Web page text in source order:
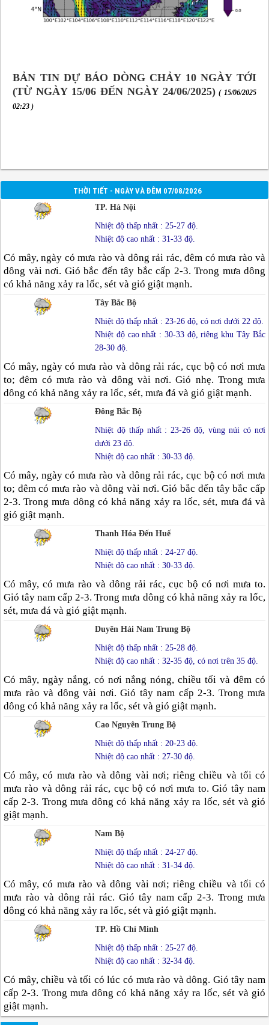
BẢN TIN DỰ BÁO DÒNG CHẢY 10 NGÀY TỚI
(TỪ NGÀY 15/06 ĐẾN NGÀY 24/06/2025) ( 15/06/2025
02:23 )
THỜI TIẾT - NGÀY VÀ ĐÊM 07/08/2026
TP. Hà Nội
Nhiệt độ thấp nhất : 25-27 độ.
Nhiệt độ cao nhất : 31-33 độ.
Có mây, ngày có mưa rào và dông rải rác, đêm có mưa rào và
dông vài nơi. Gió bắc đến tây bắc cấp 2-3. Trong mưa dông
có khả năng xảy ra lốc, sét và gió giật mạnh.
Tây Bắc Bộ
Nhiệt độ thấp nhất : 23-26 độ, có nơi dưới 22 độ.
Nhiệt độ cao nhất : 30-33 độ, riêng khu Tây Bắc
28-30 độ.
Có mây, ngày có mưa rào và dông rải rác, cục bộ có nơi mưa
to; đêm có mưa rào và dông vài nơi. Gió nhẹ. Trong mưa
dông có khả năng xảy ra lốc, sét, mưa đá và gió giật mạnh.
Đông Bắc Bộ
Nhiệt độ thấp nhất : 23-26 độ, vùng núi có nơi
dưới 23 độ.
Nhiệt độ cao nhất : 30-33 độ.
Có mây, ngày có mưa rào và dông rải rác, cục bộ có nơi mưa
to; đêm có mưa rào và dông vài nơi. Gió bắc đến tây bắc cấp
2-3. Trong mưa dông có khả năng xảy ra lốc, sét, mưa đá và
gió giật mạnh.
Thanh Hóa Đến Huế
Nhiệt độ thấp nhất : 24-27 độ.
Nhiệt độ cao nhất : 30-33 độ.
Có mây, có mưa rào và dông rải rác, cục bộ có nơi mưa to.
Gió tây nam cấp 2-3. Trong mưa dông có khả năng xảy ra lốc,
sét, mưa đá và gió giật mạnh.
Duyên Hải Nam Trung Bộ
Nhiệt độ thấp nhất : 25-28 độ.
Nhiệt độ cao nhất : 32-35 độ, có nơi trên 35 độ.
Có mây, ngày nắng, có nơi nắng nóng, chiều tối và đêm có
mưa rào và dông vài nơi. Gió tây nam cấp 2-3. Trong mưa
dông có khả năng xảy ra lốc, sét và gió giật mạnh.
Cao Nguyên Trung Bộ
Nhiệt độ thấp nhất : 20-23 độ.
Nhiệt độ cao nhất : 27-30 độ.
Có mây, có mưa rào và dông vài nơi; riêng chiều và tối có
mưa rào và dông rải rác, cục bộ có nơi mưa to. Gió tây nam
cấp 2-3. Trong mưa dông có khả năng xảy ra lốc, sét và gió
giật mạnh.
Nam Bộ
Nhiệt độ thấp nhất : 24-27 độ.
Nhiệt độ cao nhất : 31-34 độ.
Có mây, có mưa rào và dông vài nơi; riêng chiều và tối có
mưa rào và dông rải rác. Gió tây nam cấp 2-3. Trong mưa
dông có khả năng xảy ra lốc, sét và gió giật mạnh.
TP. Hồ Chí Minh
Nhiệt độ thấp nhất : 25-27 độ.
Nhiệt độ cao nhất : 32-34 độ.
Có mây, chiều và tối có lúc có mưa rào và dông. Gió tây nam
cấp 2-3. Trong mưa dông có khả năng xảy ra lốc, sét và gió
giật mạnh.